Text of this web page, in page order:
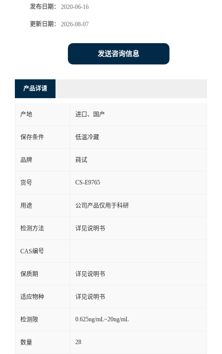
发布日期： 2020-06-16
更新日期： 2026-08-07
发送咨询信息
产品详请
产地 进口、国产
保存条件 低温冷藏
品牌 莼试
货号 CS-E9765
用途 公司产品仅用于科研
检测方法 详见说明书
CAS编号
保质期 详见说明书
适应物种 详见说明书
检测限 0.625ng/mL~20ng/mL
数量 28